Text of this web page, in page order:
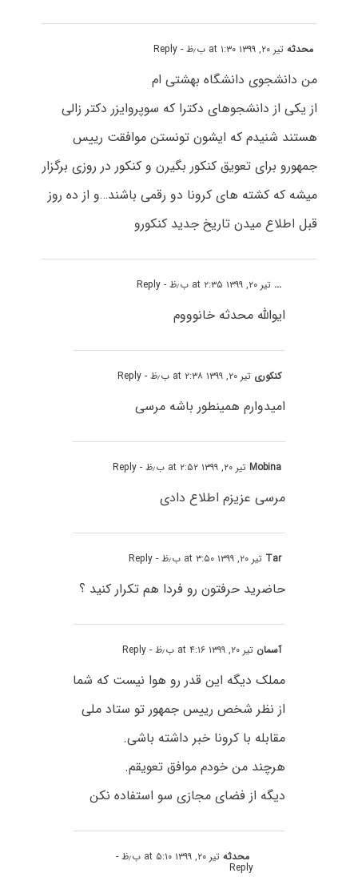
محدثهتیر ۲۰, ۱۳۹۹ at ۱:۳۰ ب٫ظ - Reply
من دانشجوی دانشگاه بهشتی ام
از یکی از دانشجوهای دکترا که سوپروایزر دکتر زالی
هستند شنیدم که ایشون تونستن موافقت رییس
جمهورو برای تعویق کنکور بگیرن و کنکور در روزی برگزار
میشه که کشته های کرونا دو رقمی باشند…و از ده روز
قبل اطلاع میدن تاریخ جدید کنکورو
... تیر ۲۰, ۱۳۹۹ at ۲:۳۵ ب٫ظ - Reply
ایوالله محدثه خانوووم
کنکوری تیر ۲۰, ۱۳۹۹ at ۲:۳۸ ب٫ظ - Reply
امیدوارم همینطور باشه مرسی
Mobinaتیر ۲۰, ۱۳۹۹ at ۲:۵۲ ب٫ظ - Reply
مرسی عزیزم اطلاع دادی
Tar تیر ۲۰, ۱۳۹۹ at ۳:۵۰ ب٫ظ - Reply
حاضرید حرفتون رو فردا هم تکرار کنید ؟
آسمان تیر ۲۰, ۱۳۹۹ at ۴:۱۶ ب٫ظ - Reply
مملک دیگه این قدر رو هوا نیست که شما
از نظر شخص رییس جمهور تو ستاد ملی
مقابله با کرونا خبر داشته باشی.
هرچند من خودم موافق تعویقم.
دیگه از فضای مجازی سو استفاده نکن
محدثهتیر ۲۰, ۱۳۹۹ at ۵:۱۰ ب٫ظ -
Reply